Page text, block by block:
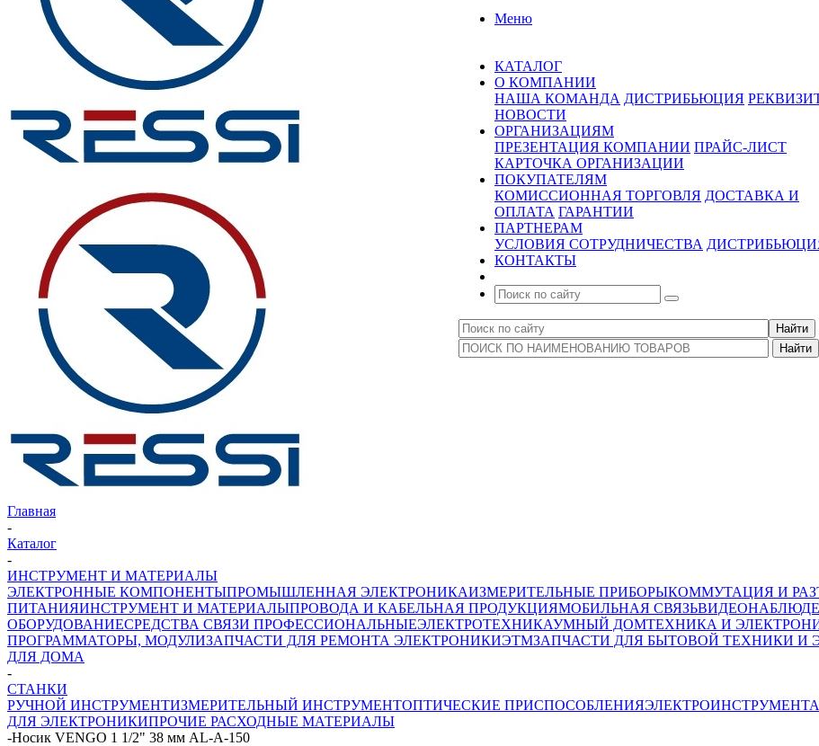
Меню
КАТАЛОГ
О КОМПАНИИ
НАША КОМАНДА ДИСТРИБЬЮЦИЯ
НОВОСТИ
ОРГАНИЗАЦИЯМ
ПРЕЗЕНТАЦИЯ КОМПАНИИ ПРАЙС-ЛИСТ
КАРТОЧКА ОРГАНИЗАЦИИ
ПОКУПАТЕЛЯМ
КОМИССИОННАЯ ТОРГОВЛЯ ДОСТАВКА И
ОПЛАТА ГАРАНТИИ
ПАРТНЕРАМ
УСЛОВИЯ СОТРУДНИЧЕСТВА
КОНТАКТЫ
Главная
-
Каталог
-
ИНСТРУМЕНТ И МАТЕРИАЛЫ
ЭЛЕКТРОННЫЕ КОМПОНЕНТЫПРОМЫШЛЕННАЯ ЭЛЕКТРОНИКАИЗМЕРИТЕЛЬНЫЕ ПРИБОРЫКОММУТАЦИЯ И
ПИТАНИЯИНСТРУМЕНТ И МАТЕРИАЛЫПРОВОДА И КАБЕЛЬНАЯ ПРОДУКЦИЯМОБИЛЬНАЯ СВЯЗЬ
ОБОРУДОВАНИЕСРЕДСТВА СВЯЗИ ПРОФЕССИОНАЛЬНЫЕЭЛЕКТРОТЕХНИКАУМНЫЙ ДОМТЕХНИКА И
ПРОГРАММАТОРЫ, МОДУЛИЗАПЧАСТИ ДЛЯ РЕМОНТА ЭЛЕКТРОНИКИЭТМЗАПЧАСТИ ДЛЯ БЫТОВОЙ ТЕХНИКИ И
ДЛЯ ДОМА
-
СТАНКИ
РУЧНОЙ ИНСТРУМЕНТИЗМЕРИТЕЛЬНЫЙ ИНСТРУМЕНТОПТИЧЕСКИЕ ПРИСПОСОБЛЕНИЯЭЛЕКТРОИНСТРУМЕНТ
ДЛЯ ЭЛЕКТРОНИКИПРОЧИЕ РАСХОДНЫЕ МАТЕРИАЛЫ
-Носик VENGO 1 1/2" 38 мм AL-A-150